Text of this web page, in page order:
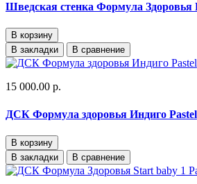
Шведская стенка Формула Здоровья
В корзину
В закладки
В сравнение
15 000.00 р.
ДСК Формула здоровья Индиго Pastel
В корзину
В закладки
В сравнение